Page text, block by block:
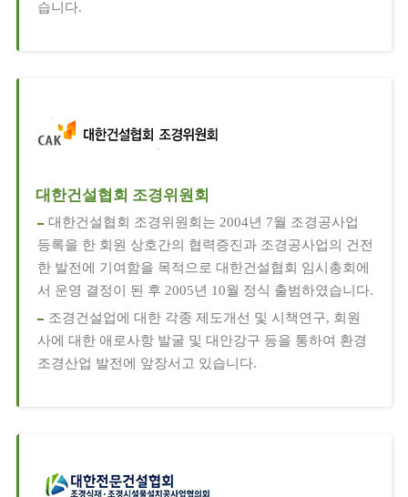
습니다.
대한건설협회 조경위원회
대한건설협회 조경위원회는 2004년 7월 조경공사업
등록을 한 회원 상호간의 협력증진과 조경공사업의 건전
한 발전에 기여함을 목적으로 대한건설협회 임시총회에
서 운영 결정이 된 후 2005년 10월 정식 출범하였습니다.
조경건설업에 대한 각종 제도개선 및 시책연구, 회원
사에 대한 애로사항 발굴 및 대안강구 등을 통하여 환경
조경산업 발전에 앞장서고 있습니다.